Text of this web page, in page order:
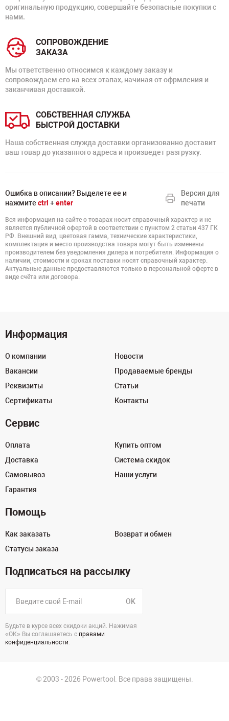
оригинальную продукцию, совершайте безопасные покупки с
нами.
СОПРОВОЖДЕНИЕ
ЗАКАЗА
Мы ответственно относимся к каждому заказу и
сопровождаем его на всех этапах, начиная от офрмления и
заканчивая доставкой.
СОБСТВЕННАЯ СЛУЖБА
БЫСТРОЙ ДОСТАВКИ
Наша собственная служда доставки организованно доставит
ваш товар до указанного адреса и произведет разгрузку.
Ошибка в описании? Выделете ее и
нажмите ctrl +enter
Версия для
печати
Вся информация на сайте о товарах носит справочный характер и не
является публичной офертой в соответствии с пунктом 2 статьи 437 ГК
РФ. Внешний вид, цветовая гамма, технические характеристики,
комплектация и место производства товара могут быть изменены
производителем без уведомления дилера и потребителя. Информация о
наличии, стоимости и сроках поставки носят справочный характер.
Актуальные данные предоставляются только в персональной оферте в
виде счёта или договора.
Информация
О компании
Вакансии
Реквизиты
Сертификаты
Новости
Продаваемые бренды
Статьи
Контакты
Сервис
Оплата
Доставка
Самовывоз
Гарантия
Купить оптом
Система скидок
Наши услуги
Помощь
Как заказать
Статусы заказа
Возврат и обмен
Подписаться на рассылку
OK
Будьте в курсе всех скидоки акций. Нажимая
«ОК» Вы соглашаетесь с правами
конфиденциальности.
© 2003 - 2026 Powertool. Все права защищены.